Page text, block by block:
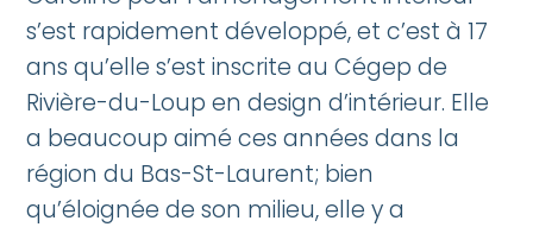
s’est rapidement développé, et c’est à 17
ans qu’elle s’est inscrite au Cégep de
Rivière-du-Loup en design d’intérieur. Elle
a beaucoup aimé ces années dans la
région du Bas-St-Laurent; bien
qu’éloignée de son milieu, elle y a